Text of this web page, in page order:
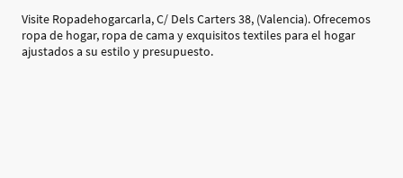
Visite Ropadehogarcarla, C/ Dels Carters 38, (Valencia). Ofrecemos
ropa de hogar, ropa de cama y exquisitos textiles para el hogar
ajustados a su estilo y presupuesto.